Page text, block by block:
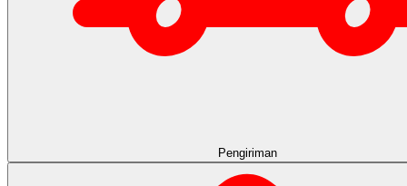
Pengiriman